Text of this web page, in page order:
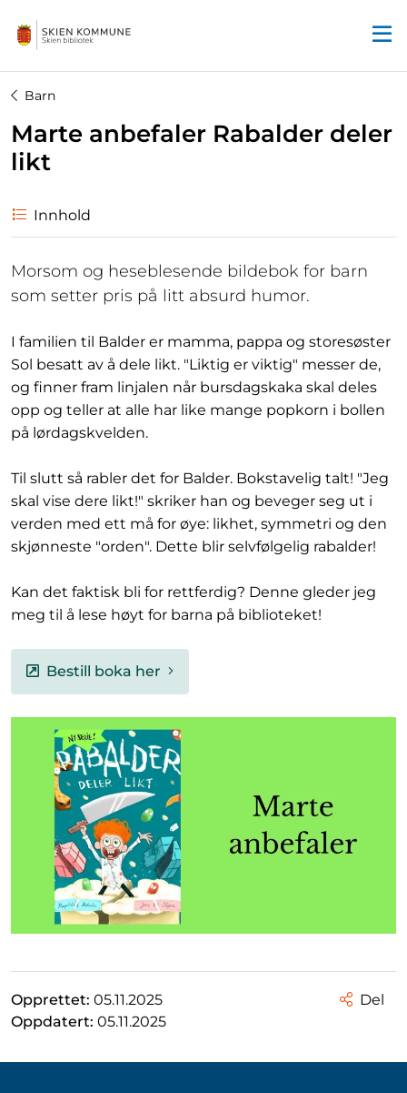
Barn
Marte anbefaler Rabalder deler
likt
Innhold
Morsom og heseblesende bildebok for barn
som setter pris på litt absurd humor.
I familien til Balder er mamma, pappa og storesøster
Sol besatt av å dele likt. "Liktig er viktig" messer de,
og finner fram linjalen når bursdagskaka skal deles
opp og teller at alle har like mange popkorn i bollen
på lørdagskvelden.
Til slutt så rabler det for Balder. Bokstavelig talt! "Jeg
skal vise dere likt!" skriker han og beveger seg ut i
verden med ett må for øye: likhet, symmetri og den
skjønneste "orden". Dette blir selvfølgelig rabalder!
Kan det faktisk bli for rettferdig? Denne gleder jeg
meg til å lese høyt for barna på biblioteket!
Bestill boka her
Opprettet: 05.11.2025
Oppdatert: 05.11.2025
Del